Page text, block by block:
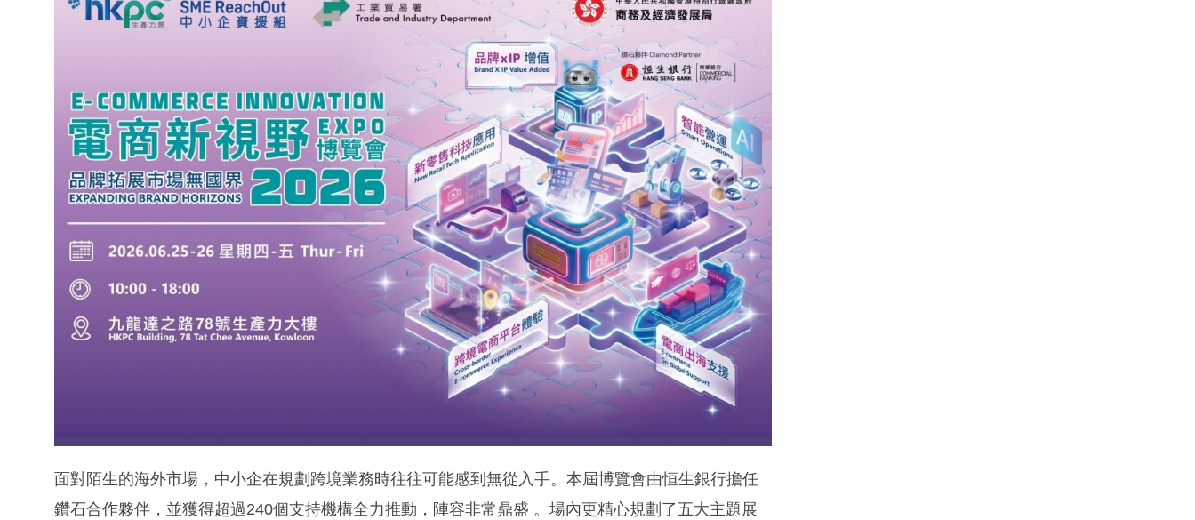
面對陌生的海外市場，中小企在規劃跨境業務時往往可能感到無從入手。本屆博覽會由恒生銀行擔任
鑽石合作夥伴，並獲得超過240個支持機構全力推動，陣容非常鼎盛 。場內更精心規劃了五大主題展